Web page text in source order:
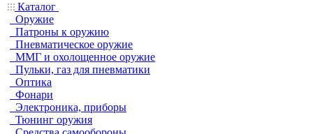
Каталог
Оружие
Патроны к оружию
Пневматическое оружие
ММГ и охолощенное оружие
Пульки, газ для пневматики
Оптика
Фонари
Электроника, приборы
Тюнинг оружия